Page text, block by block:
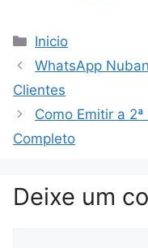
Categorias
Inicio
WhatsApp
Clientes
Como Emitir a
Completo
Deixe um